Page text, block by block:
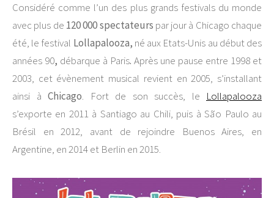
Considéré comme l’un des plus grands festivals du monde
avec plus de 120 000 spectateurs par jour à Chicago chaque
été, le festival Lollapalooza, né aux Etats-Unis au début des
années 90, débarque à Paris. Après une pause entre 1998 et
2003, cet évènement musical revient en 2005, s’installant
ainsi à Chicago. Fort de son succès, le Lollapalooza
s’exporte en 2011 à Santiago au Chili, puis à São Paulo au
Brésil en 2012, avant de rejoindre Buenos Aires, en
Argentine, en 2014 et Berlin en 2015.